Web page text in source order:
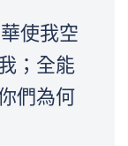
使我空
；全能
們為何